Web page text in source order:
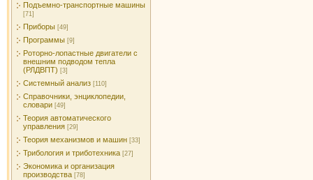
Подъемно-транспортные машины
[71]
Приборы [49]
Программы [9]
Роторно-лопастные двигатели с
внешним подводом тепла
(РЛДВПТ) [3]
Системный анализ [110]
Справочники, энциклопедии,
словари [49]
Теория автоматического
управления [29]
Теория механизмов и машин [33]
Трибология и триботехника [27]
Экономика и организация
производства [78]